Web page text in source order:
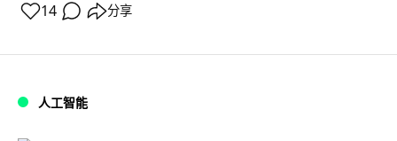
14 分享
人工智能